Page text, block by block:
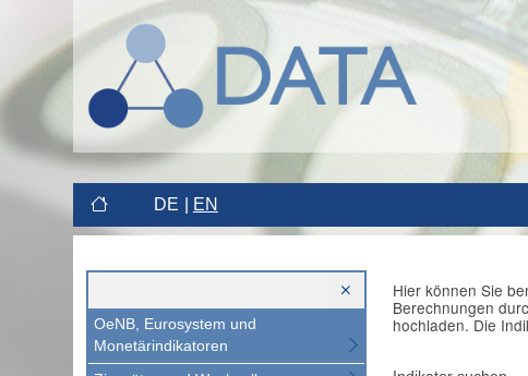
DE EN
OeNB, Eurosystem und
Monetärindikatoren
Hier können Sie
Berechnungen
hochladen. Die